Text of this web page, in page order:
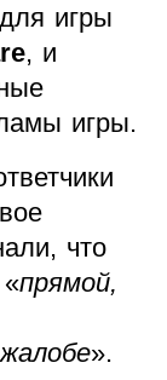
игры
, и
игры.
что
прямой,
».